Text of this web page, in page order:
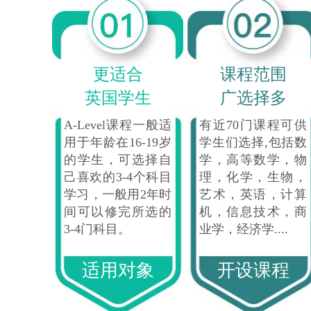
更适合
英国学生
A-Level课程一般适
用于年龄在16-19岁
的学生，可选择自
己喜欢的3-4个科目
学习，一般用2年时
间可以修完所选的
3-4门科目。
适用对象
课程范围
广选择多
有近70门课程可供
学生们选择,包括数
学，高等数学，物
理，化学，生物，
艺术，英语，计算
机，信息技术，商
业学，经济学....
开设课程